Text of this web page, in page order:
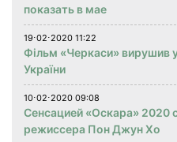
показать в мае
19⋅02⋅2020 11:22
Фільм «Черкаси» вирушив
України
10⋅02⋅2020 09:08
Сенсацией «Оскара» 2020
режиссера Пон Джун Хо